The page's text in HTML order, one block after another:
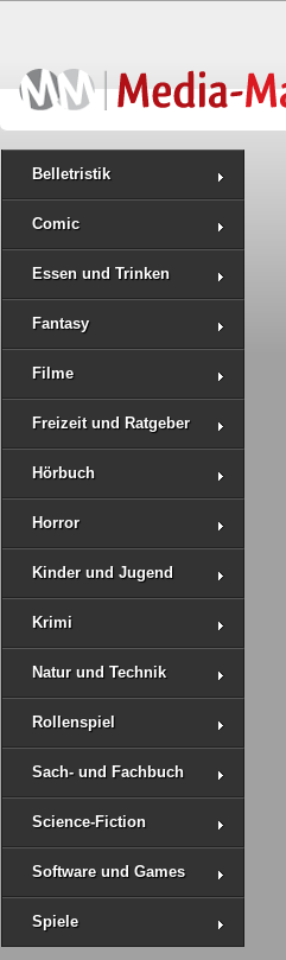
Belletristik
Comic
Essen und Trinken
Fantasy
Filme
Freizeit und Ratgeber
Hörbuch
Horror
Kinder und Jugend
Krimi
Natur und Technik
Rollenspiel
Sach- und Fachbuch
Science-Fiction
Software und Games
Spiele